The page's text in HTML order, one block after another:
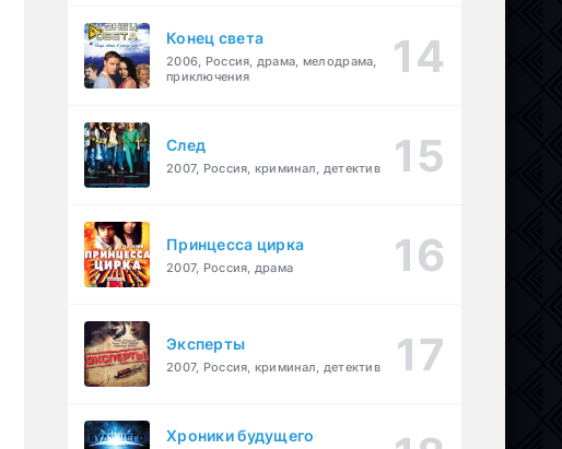
Конец света
2006, Россия, драма, мелодрама,
приключения
След
2007, Россия, криминал, детектив
Принцесса цирка
2007, Россия, драма
Эксперты
2007, Россия, криминал, детектив
Хроники будущего